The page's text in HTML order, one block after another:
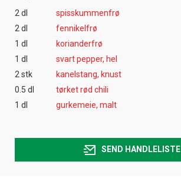
2 dl
spisskummenfrø
2 dl
fennikelfrø
1 dl
korianderfrø
1 dl
svart pepper, hel
2 stk
kanelstang, knust
0.5 dl
tørket rød chili
1 dl
gurkemeie, malt
SEND HANDLELISTE